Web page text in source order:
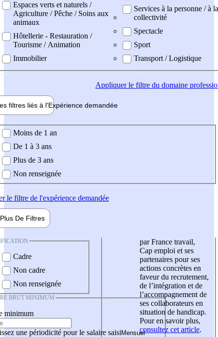
Espaces verts et naturels /
Agriculture / Pêche / Soins aux
animaux
Hôtellerie - Restauration /
Tourisme / Animation
Immobilier
Services à la personne / à la
collectivité
Spectacle
Sport
Transport / Logistique
Appliquerle filtre du domaine
filtres liés à l'Expérience demandée
demandée
Moins de 1 an
De 1 à 3 ans
Plus de 3 ans
Non renseignée
le filtre de l'expérience demandée
Plus De Filtres
Cadre
Non cadre
Non renseignée
BRUT MINIMUM
minimum
une périodicité pour le salaire saisi
par France travail,
Cap emploi et ses
partenaires pour ses
actions concrètes en
faveur du recrutement,
de l’intégration et de
l’accompagnement de
ses collaborateurs en
situation de handicap.
Pour en savoir plus,
consultez cet article.